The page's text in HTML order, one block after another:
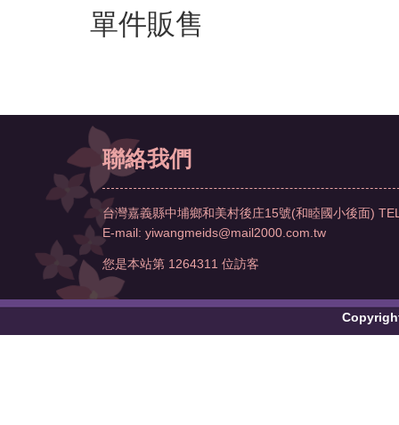
單件販售
聯絡我們
台灣嘉義縣中埔鄉和美村後庄15號(和睦國小後面)
E-mail: yiwangmeids@mail2000.com.tw
您是本站第 1264311 位訪客